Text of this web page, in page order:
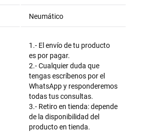
Neumático
1.- El envío de tu producto
es por pagar.
2.- Cualquier duda que
tengas escríbenos por el
WhatsApp y responderemos
todas tus consultas.
3.- Retiro en tienda: depende
de la disponibilidad del
producto en tienda.